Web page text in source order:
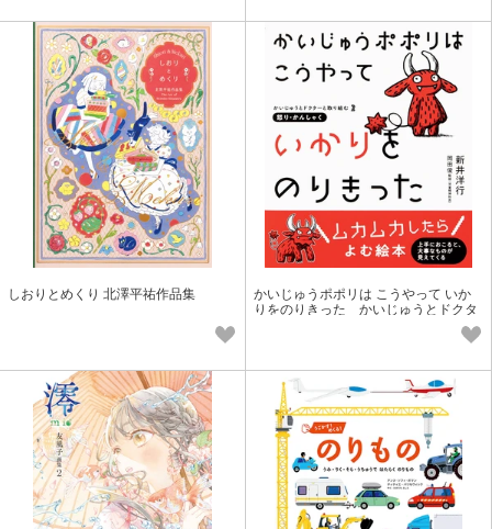
しおりとめくり 北澤平祐作品集
かいじゅうポポリは こうやって いか
りをのりきった かいじゅうとドクタ